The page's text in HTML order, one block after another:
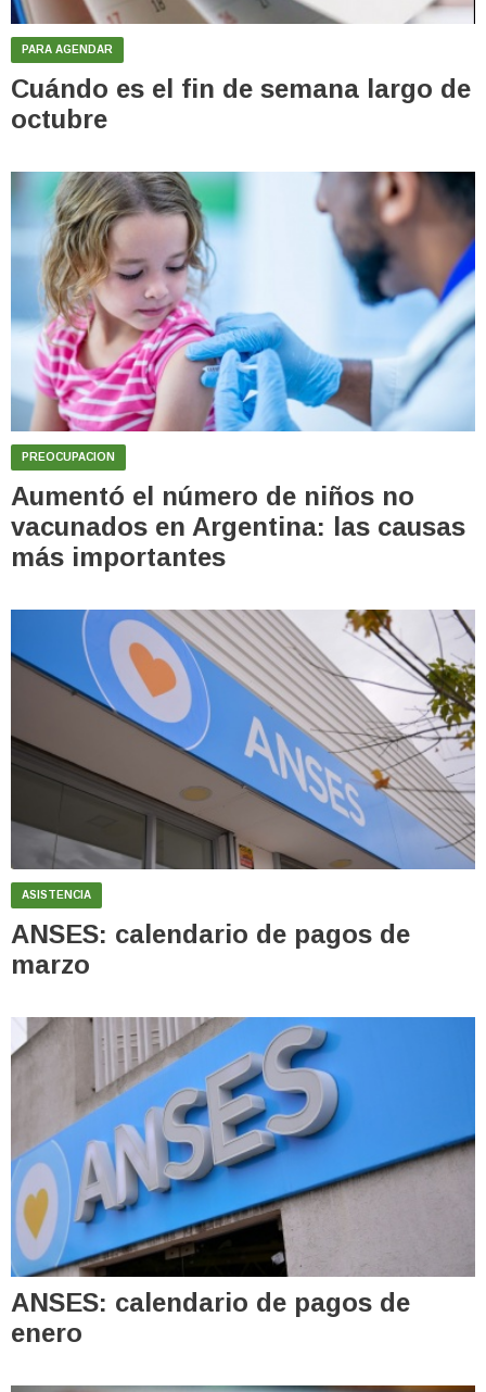
PARA AGENDAR
Cuándo es el fin de semana largo de
octubre
PREOCUPACION
Aumentó el número de niños no
vacunados en Argentina: las causas
más importantes
ASISTENCIA
ANSES: calendario de pagos de
marzo
ANSES: calendario de pagos de
enero